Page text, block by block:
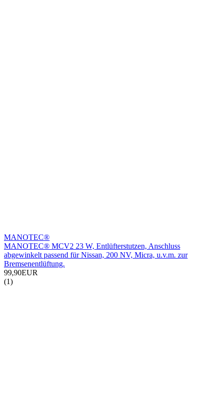
MANOTEC®
MANOTEC® MCV2 23 W, Entlüfterstutzen, Anschluss
abgewinkelt passend für Nissan, 200 NV, Micra, u.v.m. zur
Bremsenentlüftung.
99,90EUR
(1)